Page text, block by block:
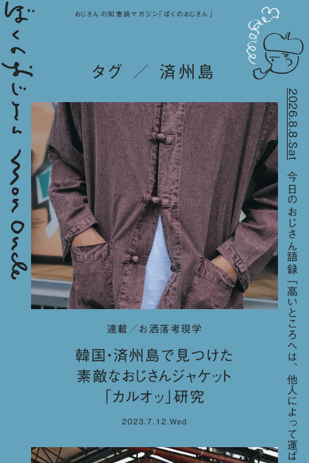
おじさんの知恵袋マガジン『ぼくのおじさん』
2026.8.8.Sat
今日のおじさん語録
タグ ／ 済州島
連載／お洒落考現学
韓国・済州島で見つけた
素敵なおじさんジャケット
「カルオッ」研究
2023.7.12.Wed